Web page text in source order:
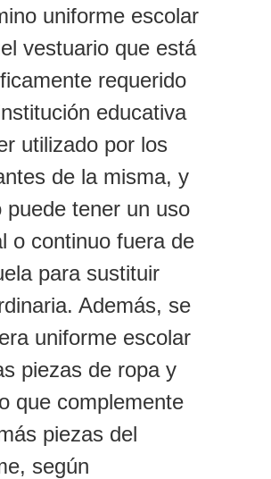
uniforme escolar
vestuario que está
requerido
educativa
utilizado por los
de la misma, y
puede tener un uso
o continuo fuera de
para sustituir
Además, se
uniforme escolar
piezas de ropa y
que complemente
piezas del
según